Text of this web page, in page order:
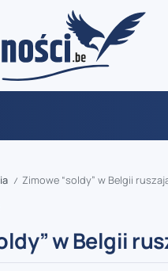
/ Zimowe “soldy” w Belgii
w Belgii